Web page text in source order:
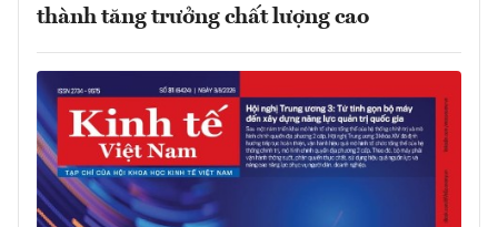
thành tăng trưởng chất lượng cao